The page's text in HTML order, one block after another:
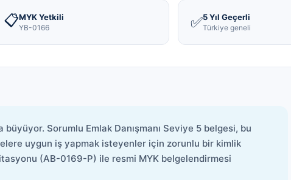
📋MYK Yetkili
YB-0166 ✅5 Yıl Geçerli
Türkiye geneli
Sorumlu Emlak Danışmanı Seviye 5 belgesi, bu
uygun iş yapmak isteyenler için zorunlu bir kimlik
(AB-0169-P) ile resmi MYK belgelendirmesi